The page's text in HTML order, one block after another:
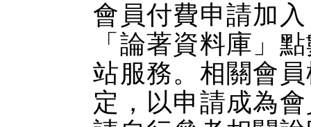
會員付費申請加
「論著資料庫」
站服務。相關會
定，以申請成為